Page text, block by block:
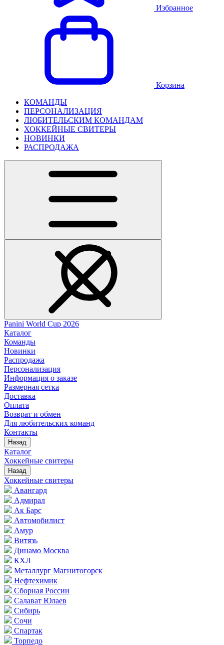
Избранное
Корзина
КОМАНДЫ
ПЕРСОНАЛИЗАЦИЯ
ЛЮБИТЕЛЬСКИМ КОМАНДАМ
ХОККЕЙНЫЕ СВИТЕРЫ
НОВИНКИ
РАСПРОДАЖА
Panini World Cup 2026
Каталог
Команды
Новинки
Распродажа
Персонализация
Информация о заказе
Размерная сетка
Доставка
Оплата
Возврат и обмен
Для любительских команд
Контакты
Назад
Каталог
Хоккейные свитеры
Назад
Хоккейные свитеры
Авангард
Адмирал
Ак Барс
Автомобилист
Амур
Витязь
Динамо Москва
КХЛ
Металлург Магнитогорск
Нефтехимик
Сборная России
Салават Юлаев
Сибирь
Сочи
Спартак
Торпедо